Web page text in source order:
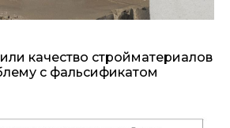
качество стройматериалов
с фальсификатом